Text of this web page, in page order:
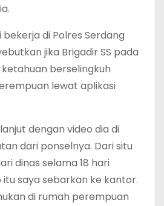
bekerja di Polres Serdang
jika Brigadir SS pada
berselingkuh
lewat aplikasi
dengan video dia di
dari ponselnya. Dari situ
dinas selama 18 hari
saya sebarkan ke kantor.
di rumah perempuan